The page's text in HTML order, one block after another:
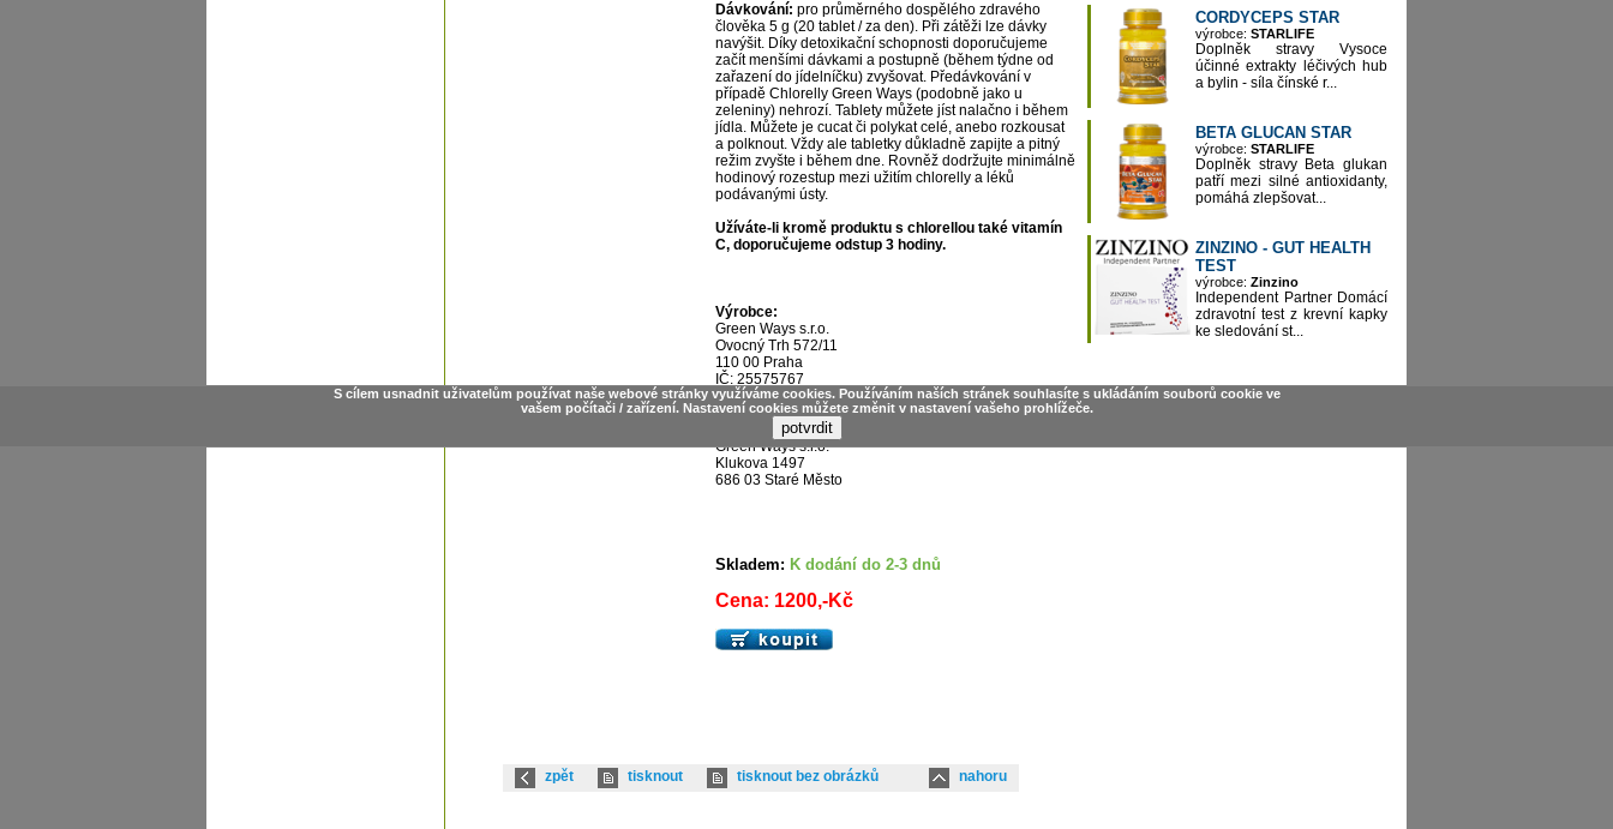
Dávkování: pro průměrného dospělého zdravého
člověka 5 g (20 tablet / za den). Při zátěži lze dávky
navýšit. Díky detoxikační schopnosti doporučujeme
začít menšími dávkami a postupně (během týdne od
zařazení do jídelníčku) zvyšovat. Předávkování v
případě Chlorelly Green Ways (podobně jako u
zeleniny) nehrozí. Tablety můžete jíst nalačno i během
jídla. Můžete je cucat či polykat celé, anebo rozkousat
a polknout. Vždy ale tabletky důkladně zapijte a pitný
režim zvyšte i během dne. Rovněž dodržujte minimálně
hodinový rozestup mezi užitím chlorelly a léků
podávanými ústy.
Užíváte-li kromě produktu s chlorellou také vitamín
C, doporučujeme odstup 3 hodiny.
Výrobce:
Green Ways s.r.o.
Ovocný Trh 572/11
110 00 Praha
IČ: 25575767
Provozovna:
Green Ways s.r.o.
Klukova 1497
686 03 Staré Město
Skladem: K dodání do 2-3 dnů
Cena: 1200,-Kč
zpět tisknout tisknout bez obrázků nahoru
CORDYCEPS STAR
výrobce: STARLIFE
Doplněk stravy Vysoce
účinné extrakty léčivých hub
a bylin - síla čínské r...
BETA GLUCAN STAR
výrobce: STARLIFE
Doplněk stravy Beta glukan
patří mezi silné antioxidanty,
pomáhá zlepšovat...
ZINZINO - GUT HEALTH
TEST
výrobce: Zinzino
Independent Partner Domácí
zdravotní test z krevní kapky
ke sledování st...
S cílem usnadnit uživatelům používat naše webové stránky využíváme cookies. Používáním naších stránek souhlasíte s ukládáním souborů cookie ve
vašem počítači / zařízení. Nastavení cookies můžete změnit v nastavení vašeho prohlížeče.